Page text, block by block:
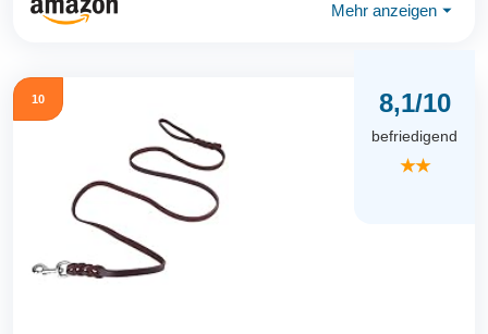
Mehr anzeigen ⏷
10 8,1/10
befriedigend
★★